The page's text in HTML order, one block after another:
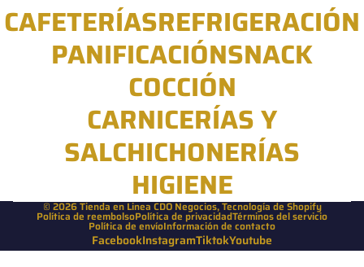
CAFETERÍASREFRIGERACIÓN
PANIFICACIÓNSNACK
COCCIÓN
CARNICERÍAS Y
SALCHICHONERÍAS
HIGIENE
© 2026Tienda en Linea CDO Negocios,Tecnología de Shopify
Política de reembolsoPolítica de privacidadTérminos del servicio
Política de envíoInformación de contacto
FacebookInstagramTiktokYoutube